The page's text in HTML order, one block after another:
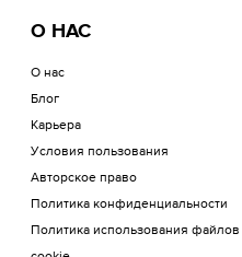
О НАС
О нас
Блог
Карьера
Условия пользования
Авторское право
Политика конфиденциальности
Политика использования файлов